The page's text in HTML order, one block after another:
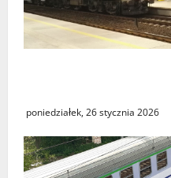
poniedziałek, 26 stycznia 2026